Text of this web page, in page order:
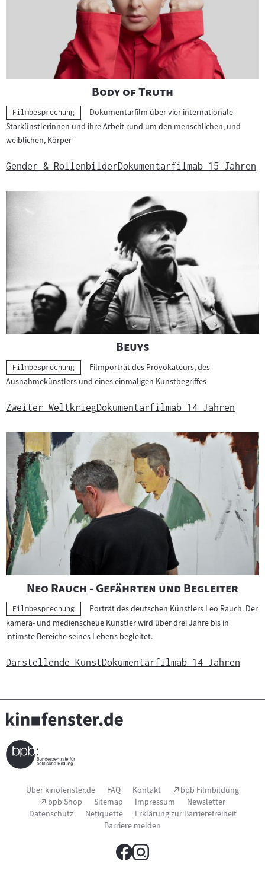
"
Body of Truth
Kategorie:
Filmbesprechung
Dokumentarfilm über vier internationale
Starkünstlerinnen und ihre Arbeit rund um den menschlichen, und
weiblichen, Körper
Gender & RollenbilderDokumentarfilmab 15 Jahren
"
Beuys"
Kategorie:
Filmbesprechung
Filmporträt des Provokateurs, des
Ausnahmekünstlers und eines einmaligen Kunstbegriffes
Zweiter WeltkriegDokumentarfilmab 14 Jahren
"
Neo Rauch - Gefährten und Begleiter
Kategorie:
Filmbesprechung
Porträt des deutschen Künstlers Leo Rauch. Der
kamera- und medienscheue Künstler wird über drei Jahre bis in
intimste Bereiche seines Lebens begleitet.
Darstellende KunstDokumentarfilmab 14 Jahren
Seitenfußnavigation
Über kinofenster.de FAQ Kontakt (Link
öffnet
im
neuen
bpb Filmbildung
(Link
öffnet
im
bpb Shop Sitemap Impressum
Newsletter
Datenschutz
Netiquette
Erklärung zur Barrierefreiheit
Barriere melden